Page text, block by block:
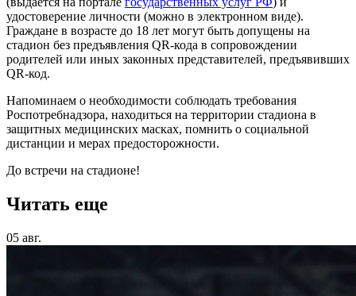
удостоверение личности (можно в электронном виде).
Граждане в возрасте до 18 лет могут быть допущены на
стадион без предъявления QR-кода в сопровождении
родителей или иных законных представителей, предъявивших
QR-код.
Напоминаем о необходимости соблюдать требования
Роспотребнадзора, находиться на территории стадиона в
защитных медицинских масках, помнить о социальной
дистанции и мерах предосторожности.
До встречи на стадионе!
Читать еще
05 авг.